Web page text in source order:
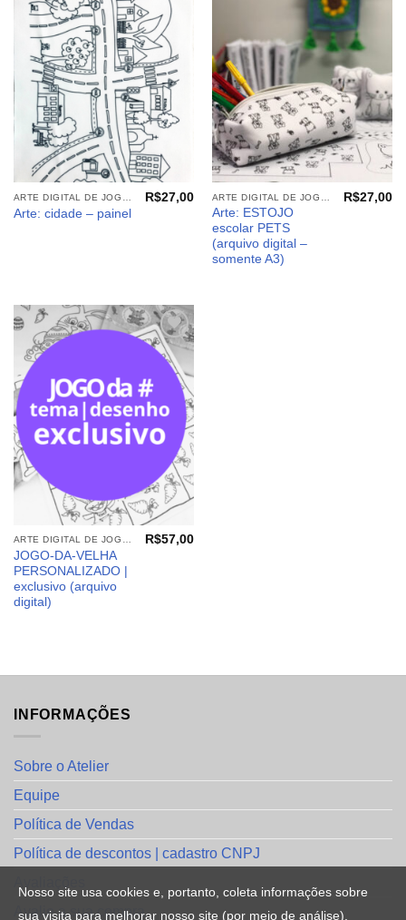
Adicionar
aos
meus
desejos
Arte: cidade – painel
R$27,00
Adicionar
aos
meus
desejos
Arte: ESTOJO
escolar PETS
(arquivo digital –
somente A3)
R$27,00
Adicionar
aos
meus
desejos
JOGO-DA-VELHA
PERSONALIZADO |
exclusivo (arquivo
digital)
R$57,00
INFORMAÇÕES
Sobre o Atelier
Equipe
Política de Vendas
Política de descontos | cadastro CNPJ
Avalie a sua compra
Nosso site usa cookies e, portanto, coleta informações sobre
sua visita para melhorar nosso site (por meio de análise),